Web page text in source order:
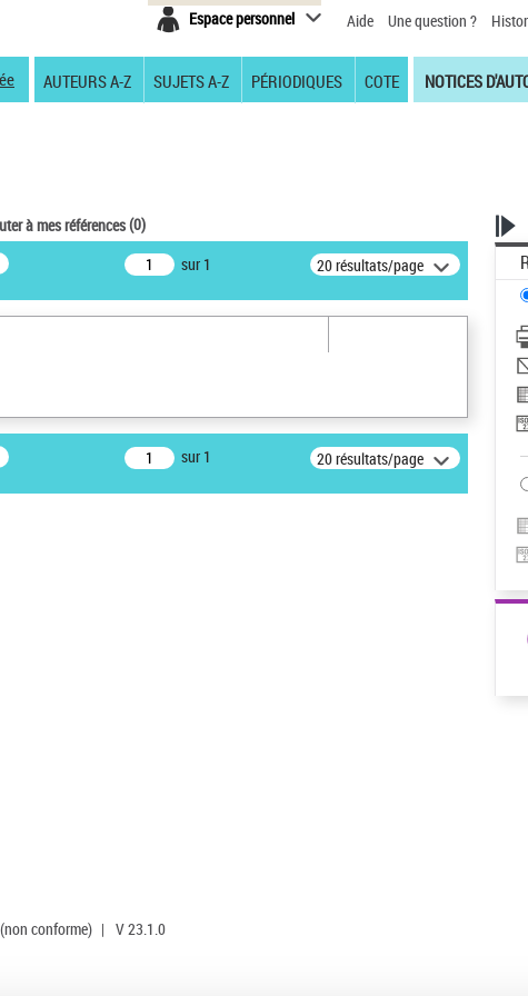
Espace personnel Aide Une question ?
AUTEURS A-Z SUJETS A-Z PÉRIODIQUES COTE NOTICES
à mes références(0)
sur 1 20 résultats/page
sur 1 20 résultats/page
conforme) | V 23.1.0